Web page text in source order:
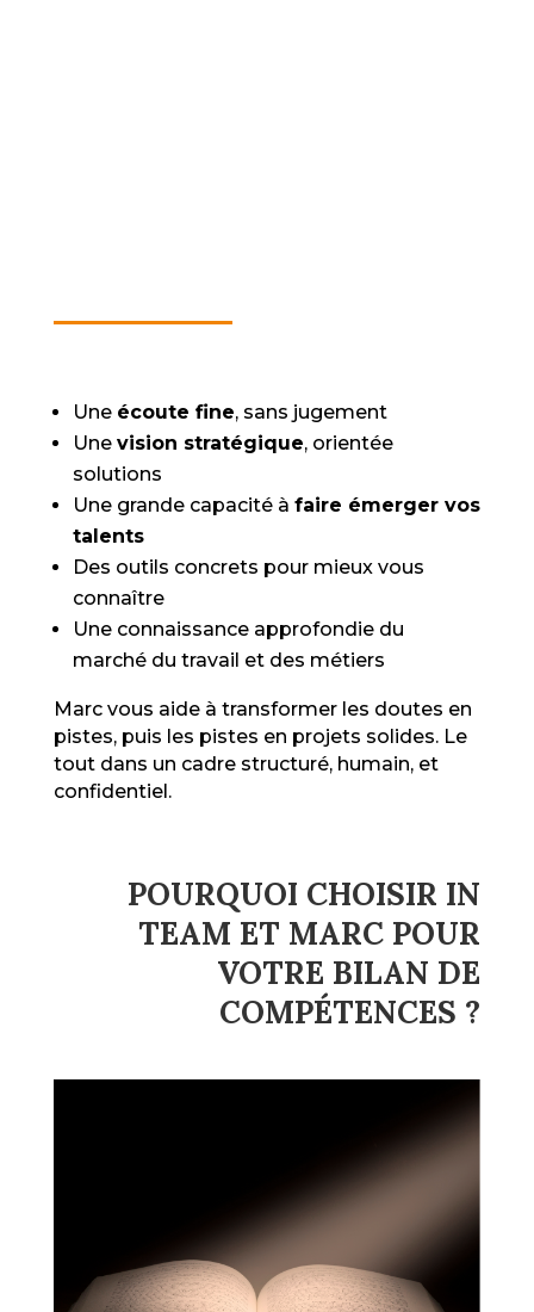
Une écoute fine, sans jugement
Une vision stratégique, orientée
solutions
Une grande capacité à faire émerger vos
talents
Des outils concrets pour mieux vous
connaître
Une connaissance approfondie du
marché du travail et des métiers
Marc vous aide à transformer les doutes en
pistes, puis les pistes en projets solides. Le
tout dans un cadre structuré, humain, et
confidentiel.
POURQUOI CHOISIR IN
TEAM ET MARC POUR
VOTRE BILAN DE
COMPÉTENCES ?